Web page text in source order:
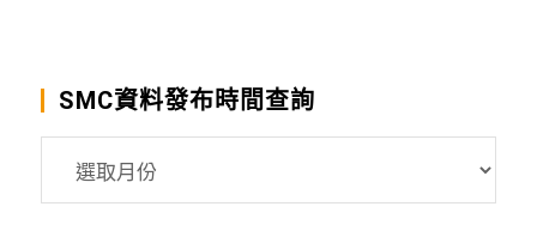
SMC資料發布時間查詢